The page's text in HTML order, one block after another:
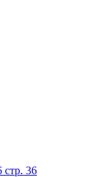
стр. 36